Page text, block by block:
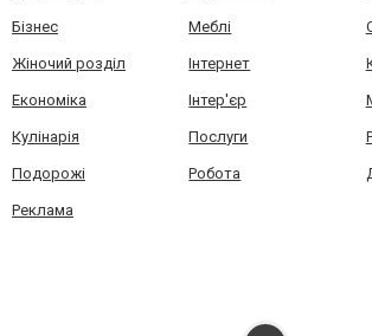
Бізнес Меблі
Жіночий розділ Інтернет
Економіка Інтер'єр
Кулінарія Послуги
Подорожі Робота
Реклама